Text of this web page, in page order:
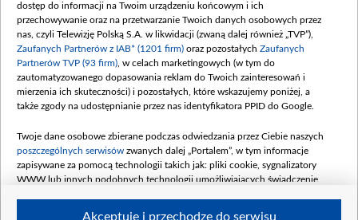
dostęp do informacji na Twoim urządzeniu końcowym i ich
przechowywanie oraz na przetwarzanie Twoich danych osobowych przez
nas, czyli Telewizję Polską S.A. w likwidacji (zwaną dalej również „TVP”),
Zaufanych Partnerów z IAB* (1201 firm) oraz pozostałych Zaufanych
Partnerów TVP (93 firm) , w celach marketingowych (w tym do
zautomatyzowanego dopasowania reklam do Twoich zainteresowań i
mierzenia ich skuteczności) i pozostałych, które wskazujemy poniżej, a
także zgody na udostępnianie przez nas identyfikatora PPID do Google.
Twoje dane osobowe zbierane podczas odwiedzania przez Ciebie naszych
poszczególnych serwisów zwanych dalej „Portalem”, w tym informacje
zapisywane za pomocą technologii takich jak: pliki cookie, sygnalizatory
WWW lub innych podobnych technologii umożliwiających świadczenie
Akceptuję i przechodzę do serwisu